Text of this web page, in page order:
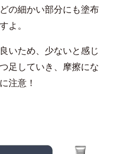
の細かい部分にも塗布
よ。
いため、少ないと感じ
足していき、摩擦にな
注意！